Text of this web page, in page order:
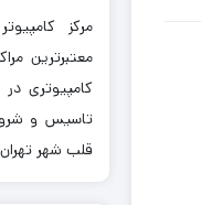
مرکز
معتبرترین
قلب شهر